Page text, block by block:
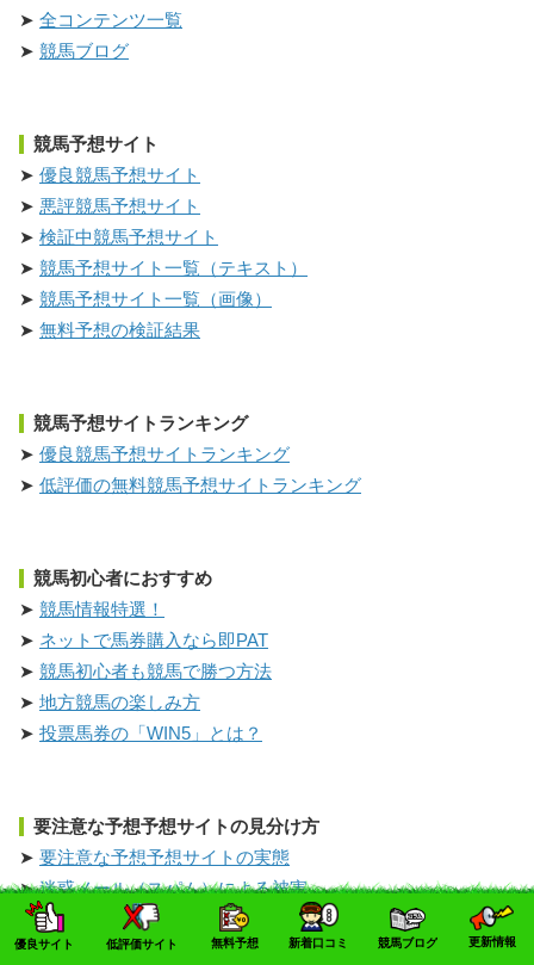
優良サイト 低評価サイト 無料予想 新着口コミ 競馬ブログ 更新情報
全コンテンツ一覧
競馬ブログ
競馬予想サイト
優良競馬予想サイト
悪評競馬予想サイト
検証中競馬予想サイト
競馬予想サイト一覧（テキスト）
競馬予想サイト一覧（画像）
無料予想の検証結果
競馬予想サイトランキング
優良競馬予想サイトランキング
低評価の無料競馬予想サイトランキング
競馬初心者におすすめ
競馬情報特選！
ネットで馬券購入なら即PAT
競馬初心者も競馬で勝つ方法
地方競馬の楽しみ方
投票馬券の「WIN5」とは？
要注意な予想予想サイトの見分け方
要注意な予想予想サイトの実態
迷惑メール（スパム）による被害
電話勧誘トラブルの実態
退会できない競馬予想サイト